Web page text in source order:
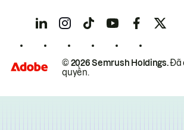
© 2026 Semrush Holdings.Đã
quyền.